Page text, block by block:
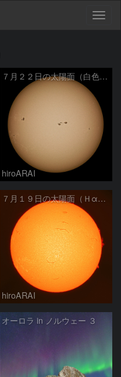
７月２２日の太陽面（白色光）
hiroARAI
７月１９日の太陽面（Ｈα像）
hiroARAI
オーロラ in ノルウェー ３